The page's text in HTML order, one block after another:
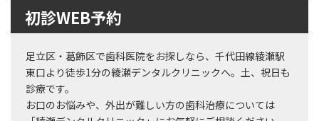
初診WEB予約
足立区・葛飾区で歯科医院をお探しなら、千代田線綾瀬駅
東口より徒歩1分の綾瀬デンタルクリニックへ。土、祝日も
診療です。
お口のお悩みや、外出が難しい方の歯科治療については